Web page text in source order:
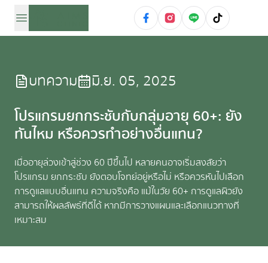
บทความ
มิ.ย. 05, 2025
โปรแกรมยกกระชับกับกลุ่มอายุ 60+: ยัง
ทันไหม หรือควรทำอย่างอื่นแทน?
เมื่ออายุล่วงเข้าสู่ช่วง 60 ปีขึ้นไป หลายคนอาจเริ่มสงสัยว่า
โปรแกรม ยกกระชับ ยังตอบโจทย์อยู่หรือไม่ หรือควรหันไปเลือก
การดูแลแบบอื่นแทน ความจริงคือ แม้ในวัย 60+ การดูแลผิวยัง
สามารถให้ผลลัพธ์ที่ดีได้ หากมีการวางแผนและเลือกแนวทางที่
เหมาะสม